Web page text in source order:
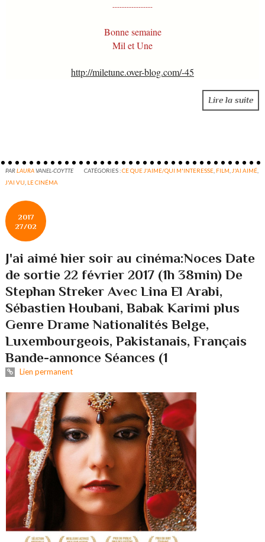
-----------------
Bonne semaine
Mil et Une
http://miletune.over-blog.com/-45
Lire la suite
PARLAURAVANEL-COYTTE CATÉGORIES :CE QUE J'AIME/QUI M'INTERESSE FILM J'AI AIMÉ
J'AI VU LE CINÉMA
2017
27/02
J'ai aimé hier soir au cinéma:Noces Date
de sortie 22 février 2017 (1h 38min) De
Stephan Streker Avec Lina El Arabi,
Sébastien Houbani, Babak Karimi plus
Genre Drame Nationalités Belge,
Luxembourgeois, Pakistanais, Français
Bande-annonce Séances (1
Lien permanent